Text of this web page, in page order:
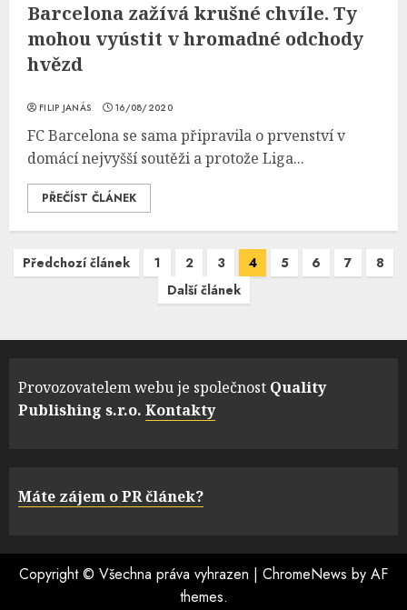
Barcelona zažívá krušné chvíle. Ty
mohou vyústit v hromadné odchody
hvězd
FILIP JANÁS 16/08/2020
FC Barcelona se sama připravila o prvenství v
domácí nejvyšší soutěži a protože Liga...
PŘEČÍST ČLÁNEK
Navigace
Předchozí článek 1 2 3 4 5 6 7
8
Další článek
Provozovatelem webu je společnost Quality
Publishing s.r.o. Kontakty
Máte zájem o PR článek?
Copyright © Všechna práva vyhrazen | ChromeNews by AF
themes.